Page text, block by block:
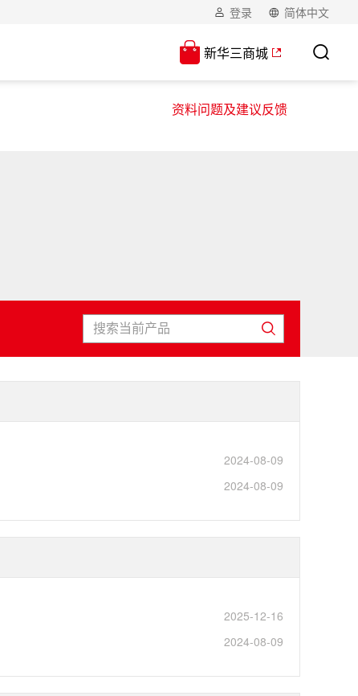
登录 简体中文
新华三商城
资料问题及建议反馈
2024-08-09
2024-08-09
2025-12-16
2024-08-09